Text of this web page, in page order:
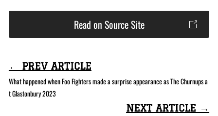
Read on Source Site
← PREV ARTICLE
What happened when Foo Fighters made a surprise appearance as The Churnups a
t Glastonbury 2023
NEXT ARTICLE →